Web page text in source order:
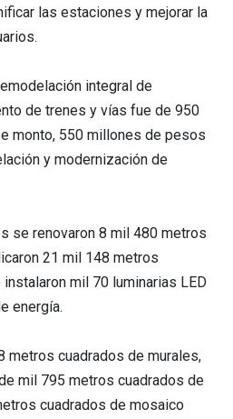
las estaciones y mejorar la
integral de
de trenes y vías fue de 950
monto, 550 millones de pesos
y modernización de
se renovaron 8 mil 480 metros
21 mil 148 metros
mil 70 luminarias LED
energía.
metros cuadrados de murales,
mil 795 metros cuadrados de
cuadrados de mosaico